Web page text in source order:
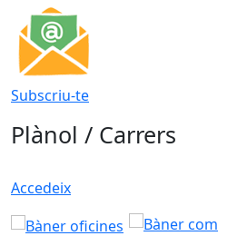
Subscriu-te
Plànol / Carrers
Accedeix